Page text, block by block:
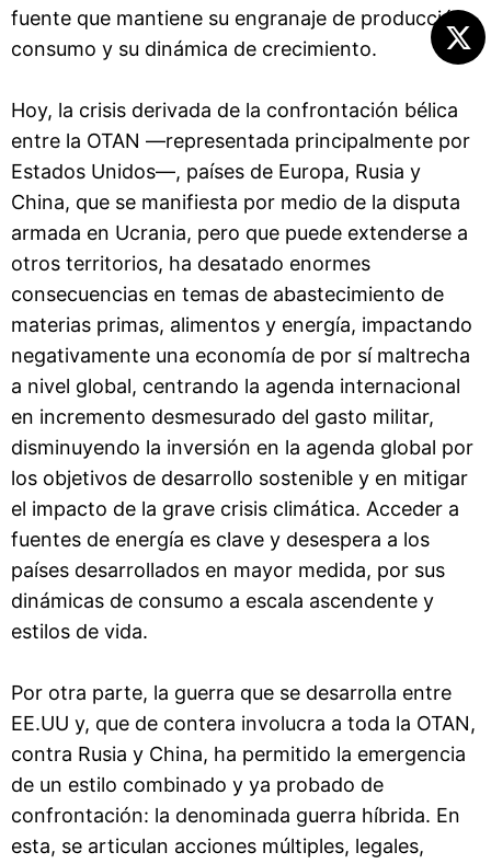
fuente que mantiene su engranaje de producción-
consumo y su dinámica de crecimiento.
Hoy, la crisis derivada de la confrontación bélica
entre la OTAN —representada principalmente por
Estados Unidos—, países de Europa, Rusia y
China, que se manifiesta por medio de la disputa
armada en Ucrania, pero que puede extenderse a
otros territorios, ha desatado enormes
consecuencias en temas de abastecimiento de
materias primas, alimentos y energía, impactando
negativamente una economía de por sí maltrecha
a nivel global, centrando la agenda internacional
en incremento desmesurado del gasto militar,
disminuyendo la inversión en la agenda global por
los objetivos de desarrollo sostenible y en mitigar
el impacto de la grave crisis climática. Acceder a
fuentes de energía es clave y desespera a los
países desarrollados en mayor medida, por sus
dinámicas de consumo a escala ascendente y
estilos de vida.
Por otra parte, la guerra que se desarrolla entre
EE.UU y, que de contera involucra a toda la OTAN,
contra Rusia y China, ha permitido la emergencia
de un estilo combinado y ya probado de
confrontación: la denominada guerra híbrida. En
esta, se articulan acciones múltiples, legales,